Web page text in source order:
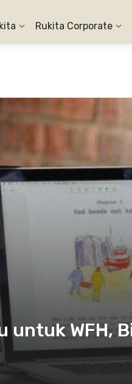
Rukita Corporate
untuk WFH,